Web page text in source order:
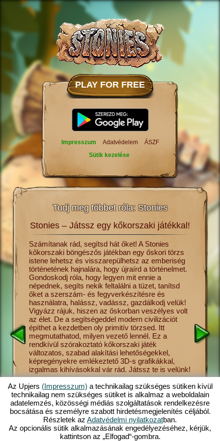
PLAY FOR FREE
Impresszum Adatvédelem
ÁSZF
Sütik kezelése
Tudj meg többet róla: Stonies
a
csak
más
el a
Tudj
Stonies – Játssz egy kőkorszaki játékkal!
Számítanak rád, segítsd hát őket! A Stonies
kőkorszaki böngészős játékban egy őskori törzs
istene lehetsz és visszarepülhetsz az emberiség
történetének hajnalára, hogy újraírd a történelmet.
Gondoskodj róla, hogy legyen mit ennie a
népednek, segíts nekik feltalálni a tüzet, tanítsd
őket a szerszám- és fegyverkészítésre és
használatra, halássz, vadássz, gazdálkodj velük!
Vigyázz rájuk, hiszen az őskorban veszélyes volt
az élet. De a segítségeddel modern civilizációt
építhet a kezdetben oly primitív törzsed. Itt
megmutathatod, milyen vezető lennél. Ez a
rendkívül szórakoztató kőkorszaki játék
változatos, szabad alakítási lehetőségekkel,
képregényekre emlékeztető 3D-s grafikákkal,
izgalmas kihívásokkal vár rád. Játssz te is velünk!
ha úgy
ebben
a
vallást,
Stonies
a
törzsed
Az Upjers (Impresszum) a technikailag szükséges sütiken kívül
technikailag nem szükséges sütiket is alkalmaz a weboldalain
adatelemzés, közösségi médiás szolgáltatások rendelkezésre
bocsátása és személyre szabott hirdetésmegjelenítés céljából.
Részletek az Adatvédelmi nyilatkozatban.
Az opcionális sütik alkalmazásának engedélyezéséhez, kérjük,
kattintson az „Elfogad“-gombra.